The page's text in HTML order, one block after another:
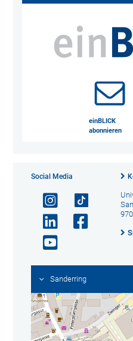
einBLICK
abonnieren
Social Media
Sanderring